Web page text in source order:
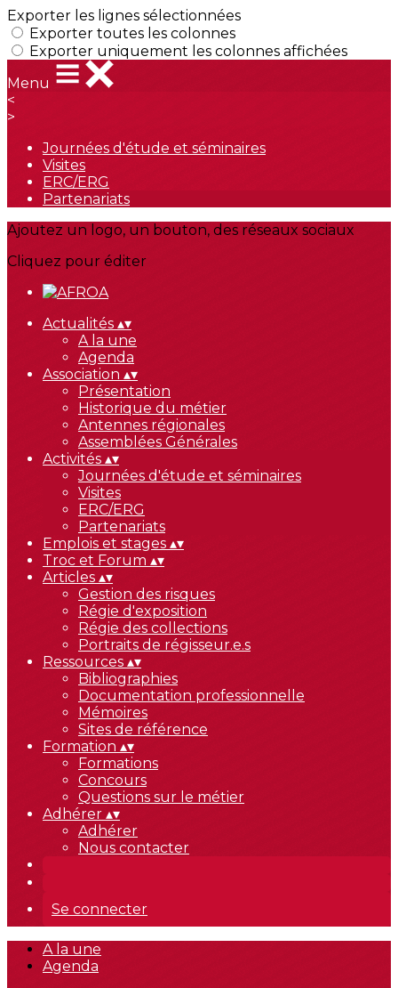
Exporter les lignes sélectionnées
Exporter toutes les colonnes
Exporter uniquement les colonnes affichées
Menu
<
>
Journées d'étude et séminaires
Visites
ERC/ERG
Partenariats
Ajoutez un logo, un bouton, des réseaux sociaux
Cliquez pour éditer
Actualités ▴▾
A la une
Agenda
Association ▴▾
Présentation
Historique du métier
Antennes régionales
Assemblées Générales
Activités ▴▾
Journées d'étude et séminaires
Visites
ERC/ERG
Partenariats
Emplois et stages ▴▾
Troc et Forum ▴▾
Articles ▴▾
Gestion des risques
Régie d'exposition
Régie des collections
Portraits de régisseur.e.s
Ressources ▴▾
Bibliographies
Documentation professionnelle
Mémoires
Sites de référence
Formation ▴▾
Formations
Concours
Questions sur le métier
Adhérer ▴▾
Adhérer
Nous contacter
Se connecter
A la une
Agenda